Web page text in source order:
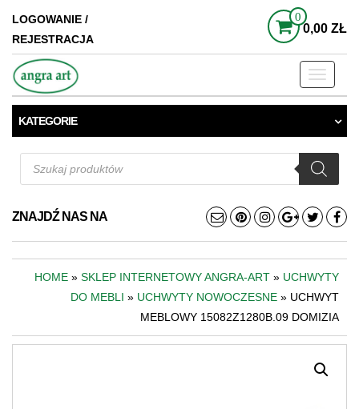
LOGOWANIE /
REJESTRACJA
0
0,00 ZŁ
Toggle
KATEGORIE
Wyszukiwarka
produktów
ZNAJDŹ NAS NA
HOME » SKLEP INTERNETOWY ANGRA-ART » UCHWYTY
DO MEBLI » UCHWYTY NOWOCZESNE » UCHWYT
MEBLOWY 15082Z1280B.09 DOMIZIA